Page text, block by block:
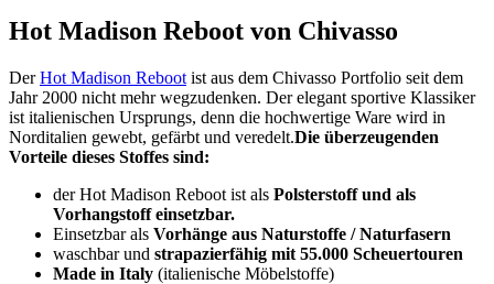
Hot Madison Reboot von Chivasso
DerHot Madison Reboot ist aus dem Chivasso Portfolio seit dem
Jahr 2000 nicht mehr wegzudenken. Der elegant sportive Klassiker
ist italienischen Ursprungs, denn die hochwertige Ware wird in
Norditalien gewebt, gefärbt und veredelt.Die überzeugenden
Vorteile dieses Stoffes sind:
der Hot Madison Reboot ist als Polsterstoff und als
Vorhangstoff einsetzbar.
Einsetzbar als Vorhänge aus Naturstoffe / Naturfasern
waschbar und strapazierfähig mit 55.000 Scheuertouren
Made in Italy (italienische Möbelstoffe)